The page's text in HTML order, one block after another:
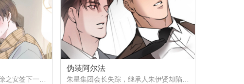
伪装阿尔法